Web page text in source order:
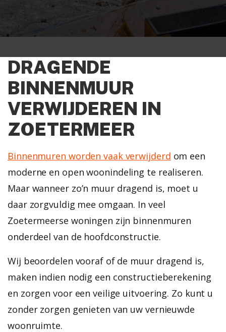
DRAGENDE
BINNENMUUR
VERWIJDEREN IN
ZOETERMEER
Binnenmuren worden vaak verwijderd om een
moderne en open woonindeling te realiseren.
Maar wanneer zo’n muur dragend is, moet u
daar zorgvuldig mee omgaan. In veel
Zoetermeerse woningen zijn binnenmuren
onderdeel van de hoofdconstructie.
Wij beoordelen vooraf of de muur dragend is,
maken indien nodig een constructieberekening
en zorgen voor een veilige uitvoering. Zo kunt u
zonder zorgen genieten van uw vernieuwde
woonruimte.